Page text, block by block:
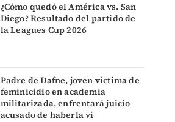
¿Cómo quedó el América vs. San
Diego? Resultado del partido de
la Leagues Cup 2026
Padre de Dafne, joven víctima de
feminicidio en academia
militarizada, enfrentará juicio
acusado de haberla vi